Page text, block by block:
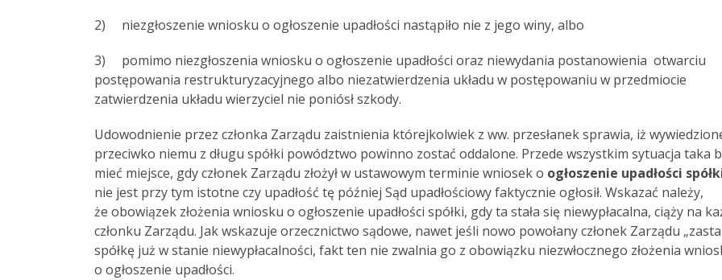
2) niezgłoszenie wniosku o ogłoszenie upadłości nastąpiło nie z jego winy, albo
3) pomimo niezgłoszenia wniosku o ogłoszenie upadłości oraz niewydania postanowienia otwarciu
postępowania restrukturyzacyjnego albo niezatwierdzenia układu w postępowaniu w przedmiocie
zatwierdzenia układu wierzyciel nie poniósł szkody.
Udowodnienie przez członka Zarządu zaistnienia którejkolwiek z ww. przesłanek sprawia, iż
przeciwko niemu z długu spółki powództwo powinno zostać oddalone. Przede wszystkim sytuacja taka
mieć miejsce, gdy członek Zarządu złożył w ustawowym terminie wniosek o ogłoszenie upadłości
nie jest przy tym istotne czy upadłość tę później Sąd upadłościowy faktycznie ogłosił. Wskazać należy,
że obowiązek złożenia wniosku o ogłoszenie upadłości spółki, gdy ta stała się niewypłacalna, ciąży na
członku Zarządu. Jak wskazuje orzecznictwo sądowe, nawet jeśli nowo powołany członek Zarządu
spółkę już w stanie niewypłacalności, fakt ten nie zwalnia go z obowiązku niezwłocznego złożenia
o ogłoszenie upadłości.